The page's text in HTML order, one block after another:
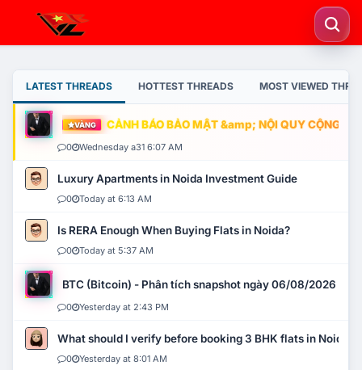
LATEST THREADS HOTTEST THREADS MOST VIEWED
VÀNG CẢNH BÁO BẢO MẬT &amp; NỘI QUY CỘNG
0 Wednesday a31 6:07 AM
Luxury Apartments in Noida Investment Guide
0 Today at 6:13 AM
Is RERA Enough When Buying Flats in Noida?
0 Today at 5:37 AM
BTC (Bitcoin) - Phân tích snapshot ngày 06/08/2026
0 Yesterday at 2:43 PM
What should I verify before booking 3 BHK flats in Noida?
0 Yesterday at 8:01 AM